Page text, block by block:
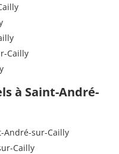
Cailly
à Saint-André-
André-sur-Cailly
Cailly